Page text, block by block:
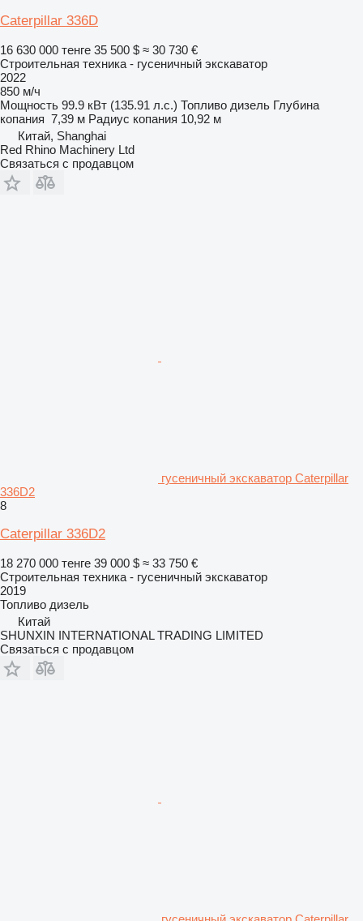
Caterpillar 336D
16 630 000 тенге 35 500 $ ≈ 30 730 €
Строительная техника - гусеничный экскаватор
2022
850 м/ч
Мощность 99.9 кВт (135.91 л.с.) Топливо дизель Глубина
копания 7,39 м Радиус копания 10,92 м
Китай, Shanghai
Red Rhino Machinery Ltd
Связаться с продавцом
гусеничный экскаватор Caterpillar
336D2
8
Caterpillar 336D2
18 270 000 тенге 39 000 $ ≈ 33 750 €
Строительная техника - гусеничный экскаватор
2019
Топливо дизель
Китай
SHUNXIN INTERNATIONAL TRADING LIMITED
Связаться с продавцом